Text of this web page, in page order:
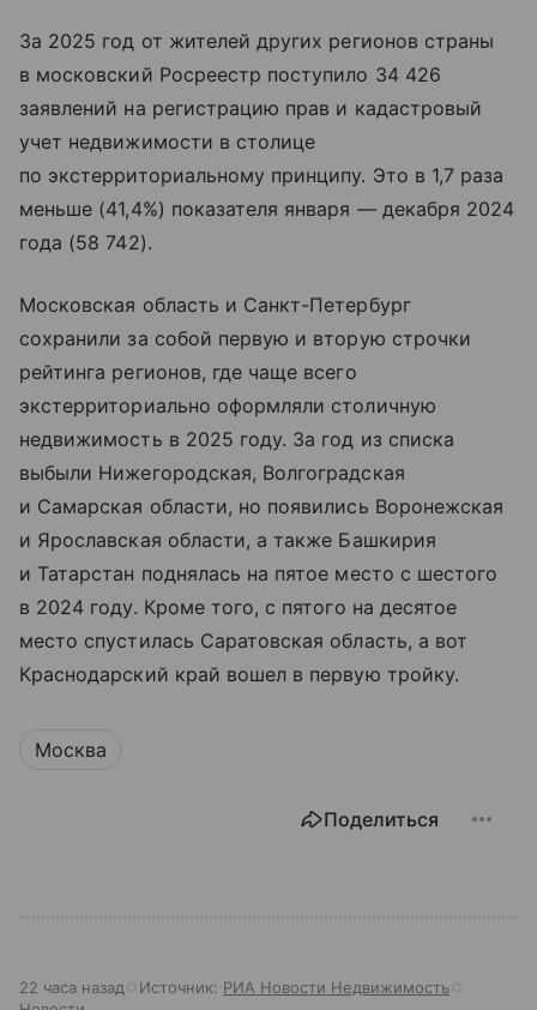
За 2025 год от жителей других регионов страны
в московский Росреестр поступило 34 426
заявлений на регистрацию прав и кадастровый
учет недвижимости в столице
по экстерриториальному принципу. Это в 1,7 раза
меньше (41,4%) показателя января — декабря 2024
года (58 742).
Московская область и Санкт-Петербург
сохранили за собой первую и вторую строчки
рейтинга регионов, где чаще всего
экстерриториально оформляли столичную
недвижимость в 2025 году. За год из списка
выбыли Нижегородская, Волгоградская
и Самарская области, но появились Воронежская
и Ярославская области, а также Башкирия
и Татарстан поднялась на пятое место с шестого
в 2024 году. Кроме того, с пятого на десятое
место спустилась Саратовская область, а вот
Краснодарский край вошел в первую тройку.
Москва
Поделиться
22 часа назад Источник: РИА Новости Недвижимость